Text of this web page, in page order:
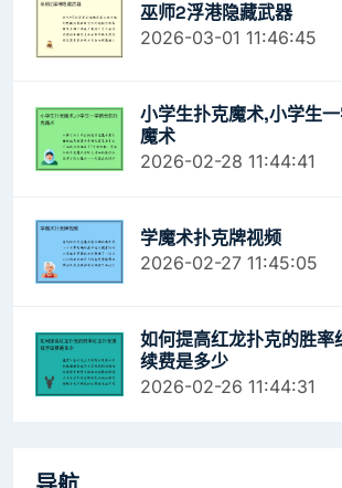
巫师2浮港隐藏武器
2026-03-01 11:46:45
小学生扑克魔术,小学生
魔术
2026-02-28 11:44:41
学魔术扑克牌视频
2026-02-27 11:45:05
如何提高红龙扑克的胜率
续费是多少
2026-02-26 11:44:31